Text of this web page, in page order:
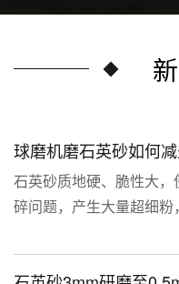
球磨机磨石英砂如何
石英砂质地硬、脆性大
碎问题，产生大量超细
生产经验，可通过工艺
维度优化，改善该问题。